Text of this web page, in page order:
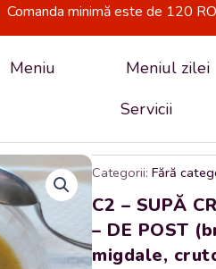
Comanda minimă este de 120
Meniu Meniul zilei
Servicii
Categorii: Fără
C2 – SUPĂ
– DE POST
migdale,